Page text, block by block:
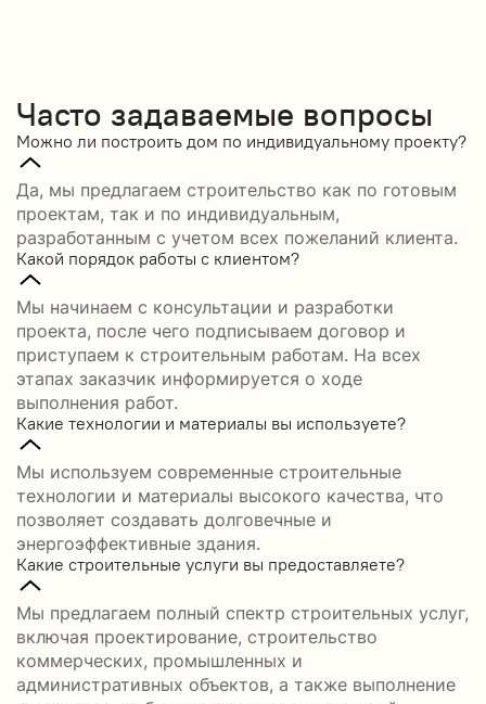
Часто задаваемые вопросы
Можно ли построить дом по индивидуальному проекту?
Да, мы предлагаем строительство как по готовым
проектам, так и по индивидуальным,
разработанным с учетом всех пожеланий клиента.
Какой порядок работы с клиентом?
Мы начинаем с консультации и разработки
проекта, после чего подписываем договор и
приступаем к строительным работам. На всех
этапах заказчик информируется о ходе
выполнения работ.
Какие технологии и материалы вы используете?
Мы используем современные строительные
технологии и материалы высокого качества, что
позволяет создавать долговечные и
энергоэффективные здания.
Какие строительные услуги вы предоставляете?
Мы предлагаем полный спектр строительных услуг,
включая проектирование, строительство
коммерческих, промышленных и
административных объектов, а также выполнение